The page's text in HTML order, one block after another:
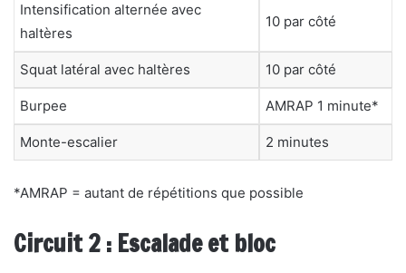
Intensification alternée avec
haltères
10 par côté
Squat latéral avec haltères 10 par côté
Burpee AMRAP 1 minute*
Monte-escalier 2 minutes
*AMRAP = autant de répétitions que possible
Circuit 2 : Escalade et bloc